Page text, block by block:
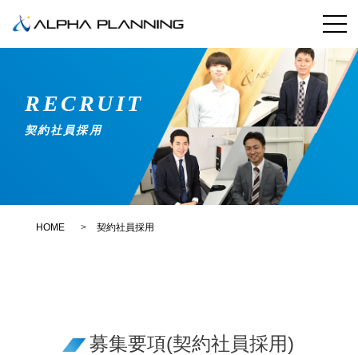
RECRUIT
契約社員採用
HOME 契約社員採用
募集要項(契約社員採用)